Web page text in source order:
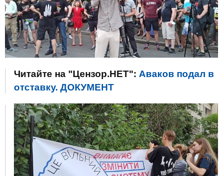
Читайте на "Цензор.НЕТ": Аваков подал в
отставку. ДОКУМЕНТ